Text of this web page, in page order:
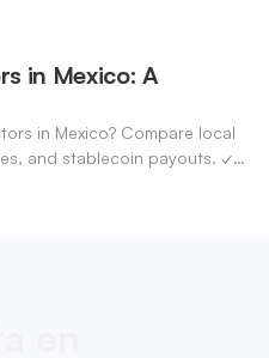
in Mexico: A
in Mexico? Compare local
and stablecoin payouts. ✓